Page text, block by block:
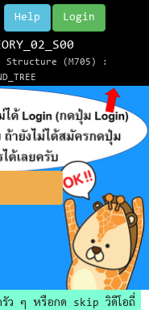
Login
Help
Structure (M705) :
รัว ๆ หรือกด skip วิดีโอถี่